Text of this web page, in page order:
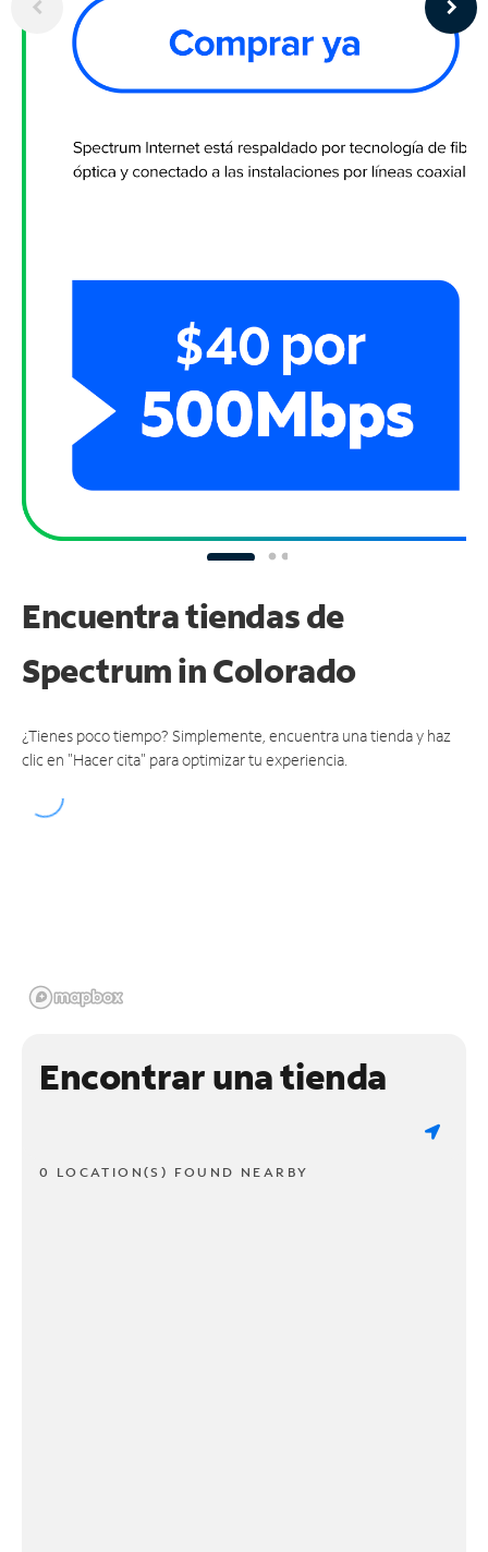
Encuentra tiendas de
Spectrumin Colorado
¿Tienes poco tiempo? Simplemente, encuentra una tienda y haz
clic en "Hacer cita" para optimizar tu experiencia.
Encontrar una tienda
0 LOCATION(S) FOUND NEARBY